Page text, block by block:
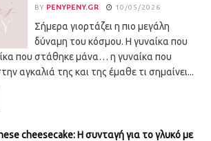
BY PENYPENY.GR 10/05/2026
Σήμερα γιορτάζει η πιο μεγάλη
δύναμη του κόσμου. Η γυναίκα που
που στάθηκε μάνα… η γυναίκα που
αγκαλιά της και της έμαθε τι σημαίνει...
cheesecake: Η συνταγή για το γλυκό με